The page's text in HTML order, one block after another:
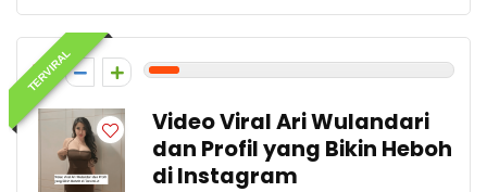
TERVIRAL
1
Video Viral Ari Wulandari
dan Profil yang Bikin Heboh
di Instagram